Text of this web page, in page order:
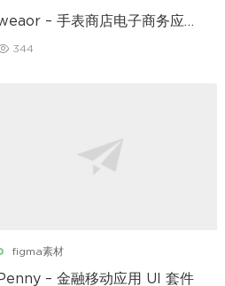
– 手表商店电子商务应用
344
figma素材
Penny – 金融移动应用 UI 套件